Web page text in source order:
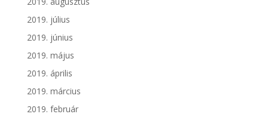
2019. július
2019. június
2019. május
2019. április
2019. március
2019. február